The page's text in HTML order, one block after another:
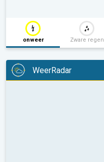
onweer Zware regen
WeerRadar